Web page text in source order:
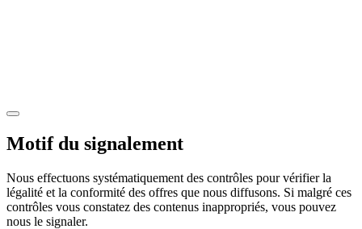
Motif du signalement
Nous effectuons systématiquement des contrôles pour vérifier la
légalité et la conformité des offres que nous diffusons. Si malgré ces
contrôles vous constatez des contenus inappropriés, vous pouvez
nous le signaler.